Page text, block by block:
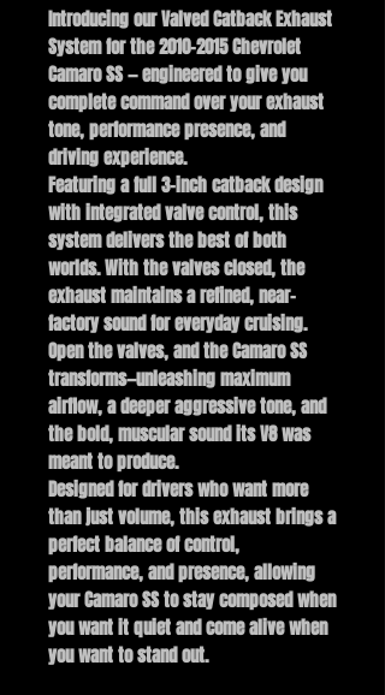
Introducing our Valved Catback Exhaust
System for the 2010–2015 Chevrolet
Camaro SS — engineered to give you
complete command over your exhaust
tone, performance presence, and
driving experience.
Featuring a full 3-inch catback design
with integrated valve control, this
system delivers the best of both
worlds. With the valves closed, the
exhaust maintains a refined, near-
factory sound for everyday cruising.
Open the valves, and the Camaro SS
transforms—unleashing maximum
airflow, a deeper aggressive tone, and
the bold, muscular sound its V8 was
meant to produce.
Designed for drivers who want more
than just volume, this exhaust brings a
perfect balance of control,
performance, and presence, allowing
your Camaro SS to stay composed when
you want it quiet and come alive when
you want to stand out.